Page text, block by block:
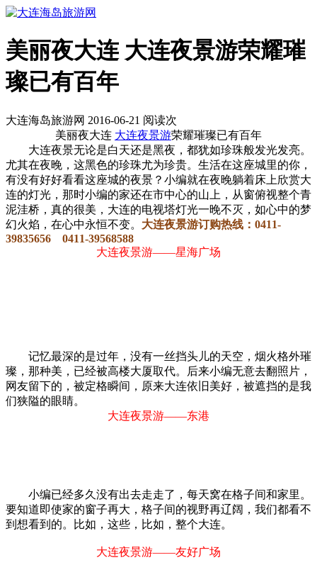
美丽夜大连 大连夜景游荣耀璀
璨已有百年
大连海岛旅游网 2016-06-21 阅读次
美丽夜大连 大连夜景游荣耀璀璨已有百年
大连夜景无论是白天还是黑夜，都犹如珍珠般发光发亮。
尤其在夜晚，这黑色的珍珠尤为珍贵。生活在这座城里的你，
有没有好好看看这座城的夜景？小编就在夜晚躺着床上欣赏大
连的灯光，那时小编的家还在市中心的山上，从窗俯视整个青
泥洼桥，真的很美，大连的电视塔灯光一晚不灭，如心中的梦
幻火焰，在心中永恒不变。 大连夜景游订购热线：0411-
39835656 0411-39568588
大连夜景游——星海广场
记忆最深的是过年，没有一丝挡头儿的天空，烟火格外璀
璨，那种美，已经被高楼大厦取代。后来小编无意去翻照片，
网友留下的，被定格瞬间，原来大连依旧美好，被遮挡的是我
们狭隘的眼睛。
大连夜景游——东港
小编已经多久没有出去走走了，每天窝在格子间和家里。
要知道即使家的窗子再大，格子间的视野再辽阔，我们都看不
到想看到的。比如，这些，比如，整个大连。
大连夜景游——友好广场